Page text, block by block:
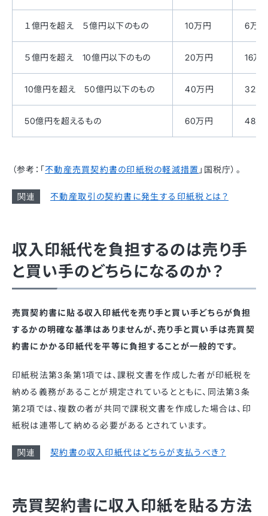
１億円を超え ５億円以下のもの 10万円 6万円
５億円を超え 10億円以下のもの 20万円 16万
10億円を超え 50億円以下のもの 40万円 32万
50億円を超えるもの 60万円 48万
（参考：「不動産売買契約書の印紙税の軽減措置 」国税庁）。
不動産取引の契約書に発生する印紙税とは？
収入印紙代を負担するのは売り手
と買い手のどちらになるのか？
売買契約書に貼る収入印紙代を売り手と買い手どちらが負担
するかの明確な基準はありませんが、売り手と買い手は売買契
約書にかかる印紙代を平等に負担することが一般的です。
印紙税法第3条第1項では、課税文書を作成した者が印紙税を
納める義務があることが規定されているとともに、同法第3条
第2項では、複数の者が共同で課税文書を作成した場合は、印
紙税は連帯して納める必要があるとされています。
契約書の収入印紙代はどちらが支払うべき？
売買契約書に収入印紙を貼る方法